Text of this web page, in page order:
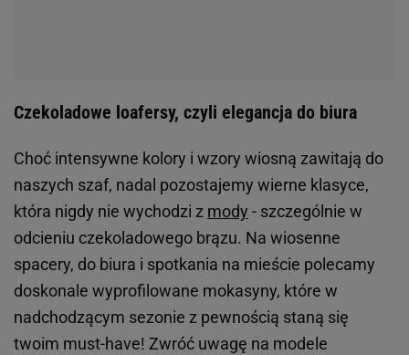
Czekoladowe loafersy, czyli elegancja do biura
Choć intensywne kolory i wzory wiosną zawitają do
naszych szaf, nadal pozostajemy wierne klasyce,
która nigdy nie wychodzi z mody - szczególnie w
odcieniu czekoladowego brązu. Na wiosenne
spacery, do biura i spotkania na mieście polecamy
doskonale wyprofilowane mokasyny, które w
nadchodzącym sezonie z pewnością staną się
twoim must-have! Zwróć uwagę na modele